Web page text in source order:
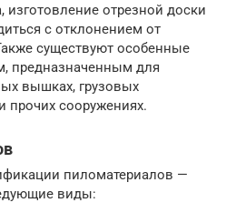
изготовление отрезной доски
с отклонением от
существуют особенные
предназначенным для
вышках, грузовых
прочих сооружениях.
пиломатериалов —
виды: